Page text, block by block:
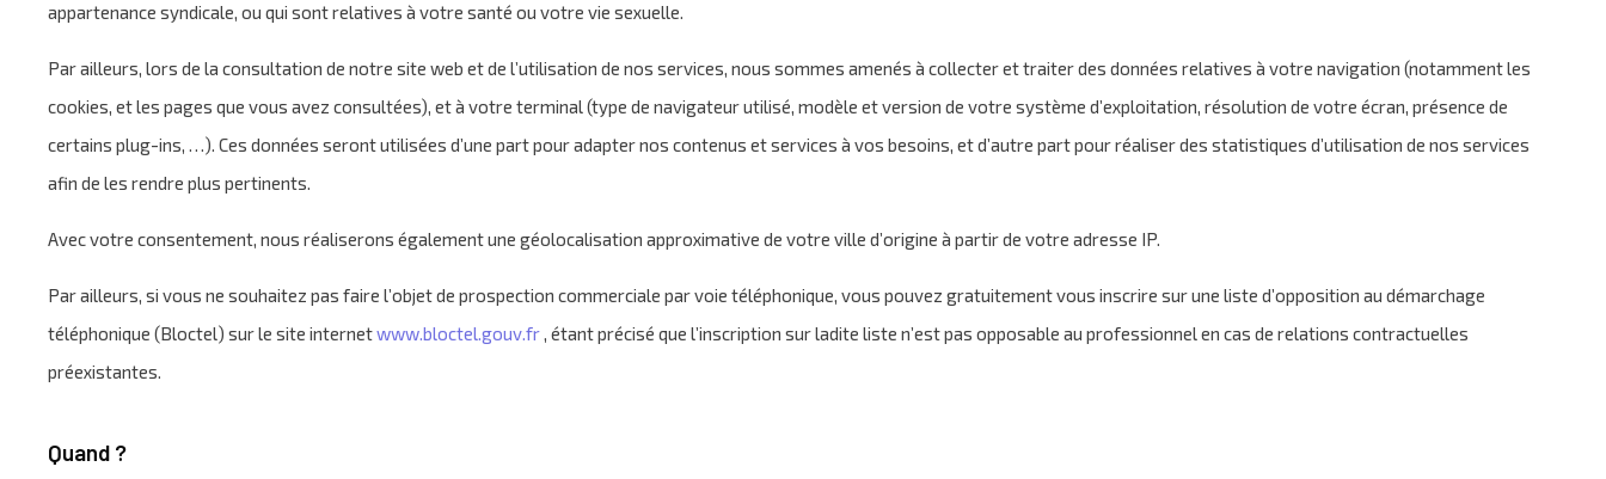
appartenance syndicale, ou qui sont relatives à votre santé ou votre vie sexuelle.
Par ailleurs, lors de la consultation de notre site web et de l’utilisation de nos services, nous sommes amenés à collecter et traiter des données relatives à votre navigation (notamment les
cookies, et les pages que vous avez consultées), et à votre terminal (type de navigateur utilisé, modèle et version de votre système d’exploitation, résolution de votre écran, présence de
certains plug-ins, …). Ces données seront utilisées d’une part pour adapter nos contenus et services à vos besoins, et d’autre part pour réaliser des statistiques d’utilisation de nos services
afin de les rendre plus pertinents.
Avec votre consentement, nous réaliserons également une géolocalisation approximative de votre ville d’origine à partir de votre adresse IP.
Par ailleurs, si vous ne souhaitez pas faire l’objet de prospection commerciale par voie téléphonique, vous pouvez gratuitement vous inscrire sur une liste d’opposition au démarchage
téléphonique (Bloctel) sur le site internetwww.bloctel.gouv.fr, étant précisé que l’inscription sur ladite liste n’est pas opposable au professionnel en cas de relations contractuelles
préexistantes.
Quand ?